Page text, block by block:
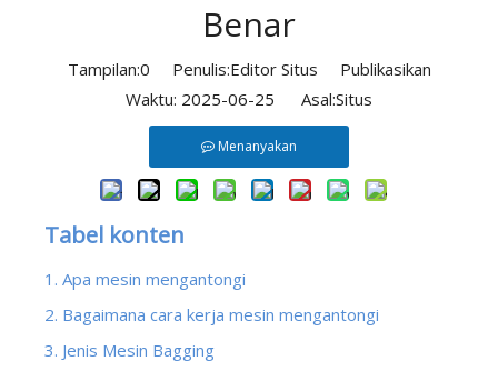
Benar
Tampilan:0 Penulis:Editor Situs Publikasikan
Waktu: 2025-06-25 Asal:Situs
Menanyakan
Tabel konten
1. Apa mesin mengantongi
2. Bagaimana cara kerja mesin mengantongi
3. Jenis Mesin Bagging